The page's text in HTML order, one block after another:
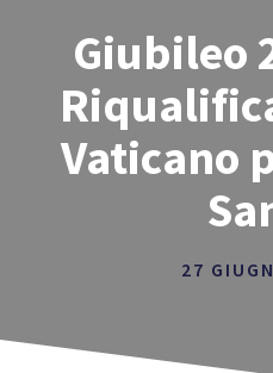
Giubileo
Vaticano
27